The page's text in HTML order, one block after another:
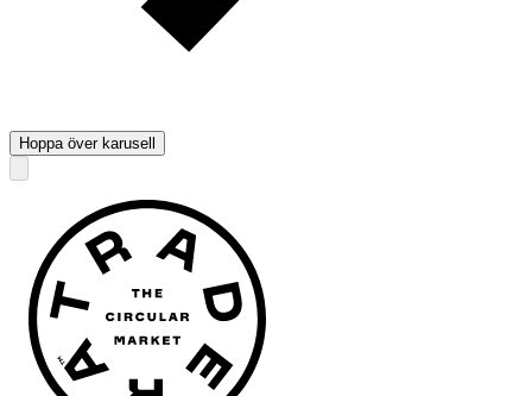
Hoppa över karusell